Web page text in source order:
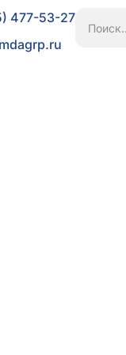
477-53-27